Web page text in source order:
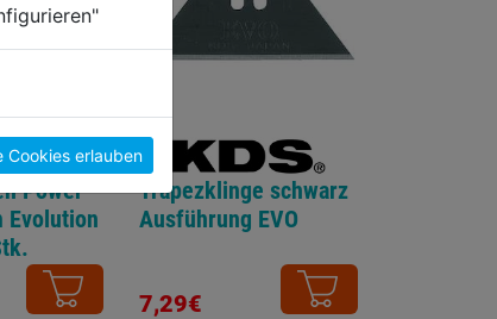
Power
Evolution
Trapezklinge schwarz
Ausführung EVO
7,29€
Cookies erlauben